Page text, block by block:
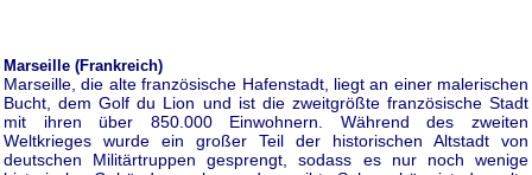
Marseille (Frankreich)
Marseille, die alte französische Hafenstadt, liegt an einer malerischen
Bucht, dem Golf du Lion und ist die zweitgrößte französische Stadt
mit ihren über 850.000 Einwohnern. Während des zweiten
Weltkrieges wurde ein großer Teil der historischen Altstadt von
deutschen Militärtruppen gesprengt, sodass es nur noch wenige